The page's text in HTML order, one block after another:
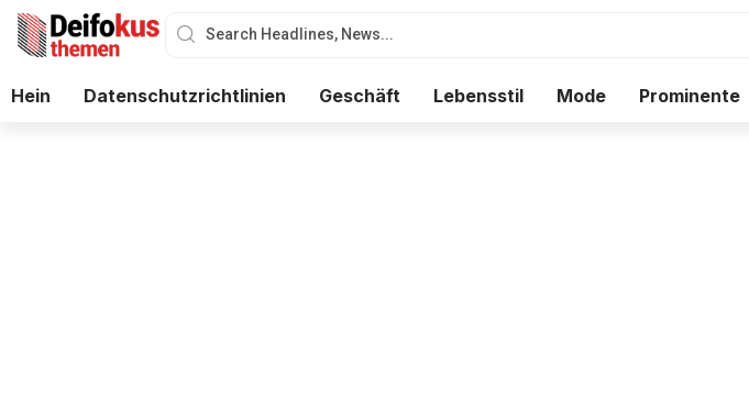
Hein Datenschutzrichtlinien Geschäft Lebensstil Mode Prominente